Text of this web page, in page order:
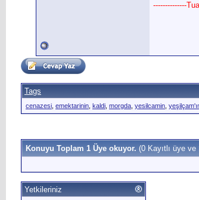
--------------
Tags
cenazesi emektarinin kaldi morgda yesilcamin
Konuyu Toplam 1 Üye okuyor. (0 Kayıtlı üye
Yetkileriniz